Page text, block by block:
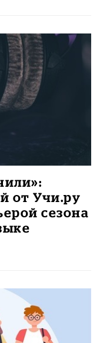
от Учи.ру
сезона